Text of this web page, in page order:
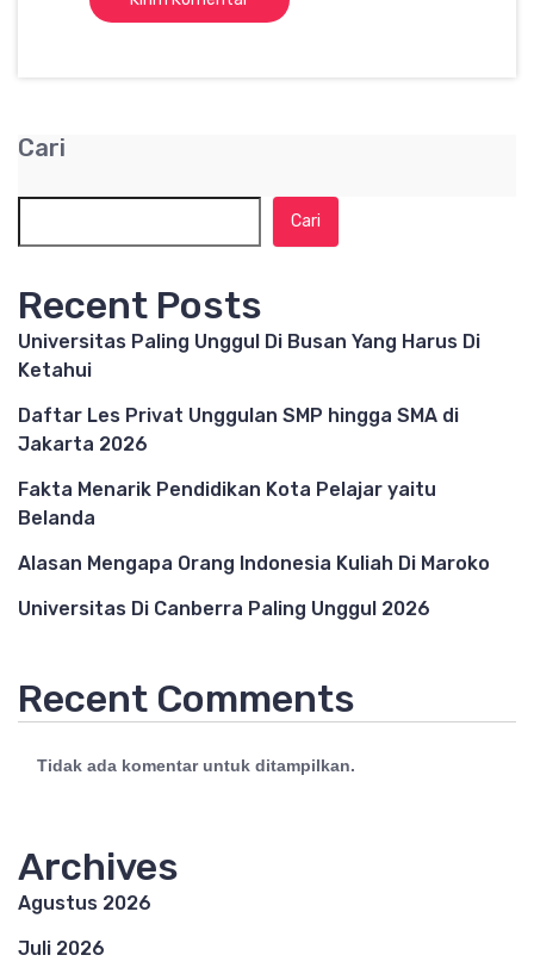
Cari
Cari
Recent Posts
Universitas Paling Unggul Di Busan Yang Harus Di
Ketahui
Daftar Les Privat Unggulan SMP hingga SMA di
Jakarta 2026
Fakta Menarik Pendidikan Kota Pelajar yaitu
Belanda
Alasan Mengapa Orang Indonesia Kuliah Di Maroko
Universitas Di Canberra Paling Unggul 2026
Recent Comments
Tidak ada komentar untuk ditampilkan.
Archives
Agustus 2026
Juli 2026